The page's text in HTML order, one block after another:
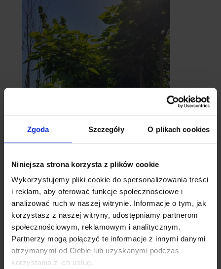
Zgoda Szczegóły O plikach cookies
Niniejsza strona korzysta z plików cookie
Wykorzystujemy pliki cookie do spersonalizowania treści
i reklam, aby oferować funkcje społecznościowe i
analizować ruch w naszej witrynie. Informacje o tym, jak
korzystasz z naszej witryny, udostępniamy partnerom
społecznościowym, reklamowym i analitycznym.
Partnerzy mogą połączyć te informacje z innymi danymi
otrzymanymi od Ciebie lub uzyskanymi podczas
korzystania z ich usług.